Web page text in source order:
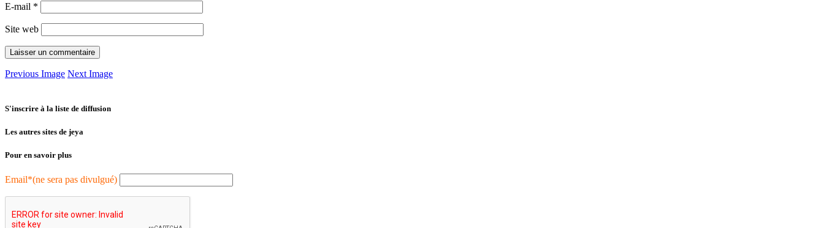
E-mail *
Site web
Previous Image Next Image
S'inscrire à la liste de diffusion
Les autres sites de jeya
Pour en savoir plus
Email*(ne sera pas divulgué)